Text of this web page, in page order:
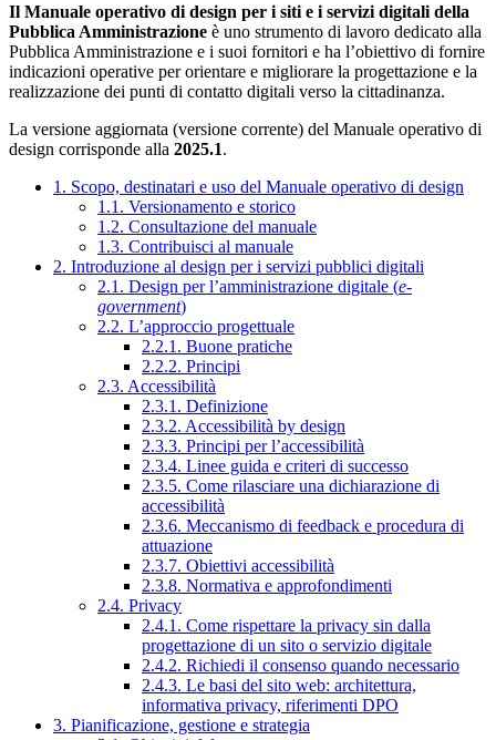
Il Manuale operativo di design per i siti e i servizi digitali della
Pubblica Amministrazione è uno strumento di lavoro dedicato alla
Pubblica Amministrazione e i suoi fornitori e ha l’obiettivo di fornire
indicazioni operative per orientare e migliorare la progettazione e la
realizzazione dei punti di contatto digitali verso la cittadinanza.
La versione aggiornata (versione corrente) del Manuale operativo di
design corrisponde alla 2025.1.
1. Scopo, destinatari e uso del Manuale operativo di design
1.1. Versionamento e storico
1.2. Consultazione del manuale
1.3. Contribuisci al manuale
2. Introduzione al design per i servizi pubblici digitali
2.1. Design per l’amministrazione digitale (e-
government)
2.2. L’approccio progettuale
2.2.1. Buone pratiche
2.2.2. Principi
2.3. Accessibilità
2.3.1. Definizione
2.3.2. Accessibilità by design
2.3.3. Principi per l’accessibilità
2.3.4. Linee guida e criteri di successo
2.3.5. Come rilasciare una dichiarazione di
accessibilità
2.3.6. Meccanismo di feedback e procedura di
attuazione
2.3.7. Obiettivi accessibilità
2.3.8. Normativa e approfondimenti
2.4. Privacy
2.4.1. Come rispettare la privacy sin dalla
progettazione di un sito o servizio digitale
2.4.2. Richiedi il consenso quando necessario
2.4.3. Le basi del sito web: architettura,
informativa privacy, riferimenti DPO
3. Pianificazione, gestione e strategia